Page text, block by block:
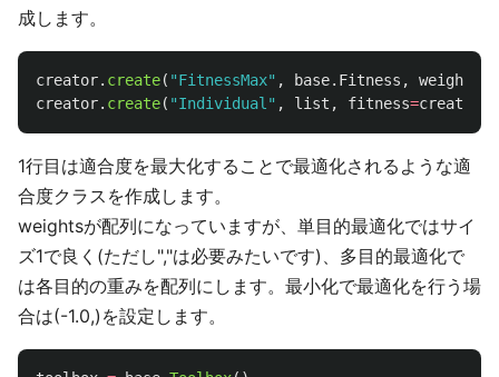
成します。
creator. create( "FitnessMax" , base. Fitness , weights
creator. create( "Individual " , list , fitness=creator
1行目は適合度を最大化することで最適化されるような適
合度クラスを作成します。
weightsが配列になっていますが、単目的最適化ではサイ
ズ1で良く(ただし","は必要みたいです)、多目的最適化で
は各目的の重みを配列にします。最小化で最適化を行う場
合は(-1.0,)を設定します。